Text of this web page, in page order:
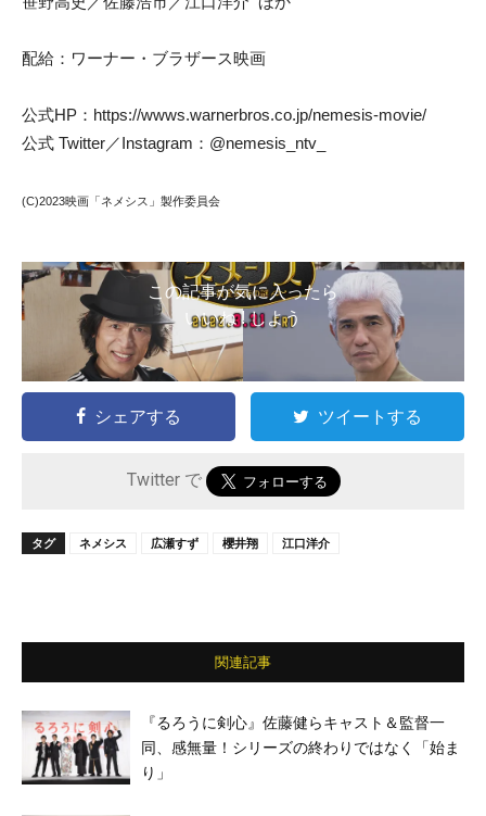
配給：ワーナー・ブラザース映画
公式HP：https://wwws.warnerbros.co.jp/nemesis-movie/
公式 Twitter／Instagram：@nemesis_ntv_
(C)2023映画「ネメシス」製作委員会
この記事が気に入ったら
いいね ! しよう
シェアする ツイートする
Twitter で
タグ ネメシス 広瀬すず 櫻井翔 江口洋介
関連記事
『るろうに剣心』佐藤健らキャスト＆監督一
同、感無量！シリーズの終わりではなく「始ま
り」